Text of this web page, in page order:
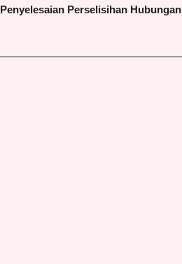
Penyelesaian Perselisihan